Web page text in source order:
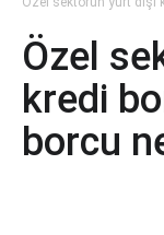
Özel
kredi
borcu